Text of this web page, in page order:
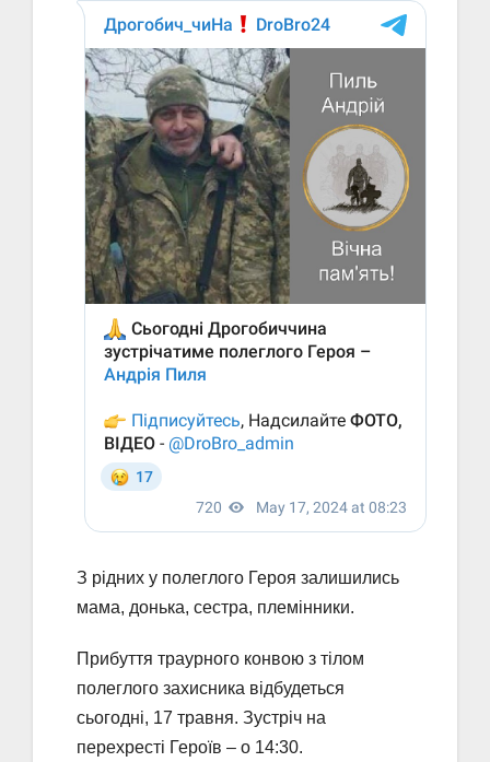
З рідних у полеглого Героя залишились
мама, донька, сестра, племінники.
Прибуття траурного конвою з тілом
полеглого захисника відбудеться
сьогодні, 17 травня. Зустріч на
перехресті Героїв – о 14:30.